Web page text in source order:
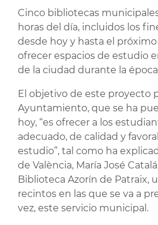
Cinco bibliotecas
horas del día, incluidos los
desde hoy y hasta el próximo
ofrecer espacios de estudio
de la ciudad durante la
El objetivo de este proyecto
Ayuntamiento, que se ha
hoy, “es ofrecer a los
adecuado, de calidad y
estudio”, tal como ha
de València, María José
Biblioteca Azorín de Patraix,
recintos en las que se va a
vez, este servicio municipal.